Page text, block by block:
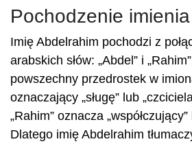
Pochodzenie
Imię Abdelrahim pochodzi z
arabskich słów: „Abdel” i
powszechny przedrostek w
oznaczający „sługę” lub
„Rahim” oznacza „współczujący”
Dlatego imię Abdelrahim